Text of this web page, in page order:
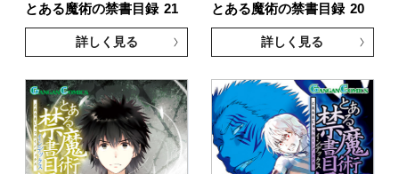
とある魔術の禁書目録 21
詳しく見る
とある魔術の禁書目録 20
詳しく見る